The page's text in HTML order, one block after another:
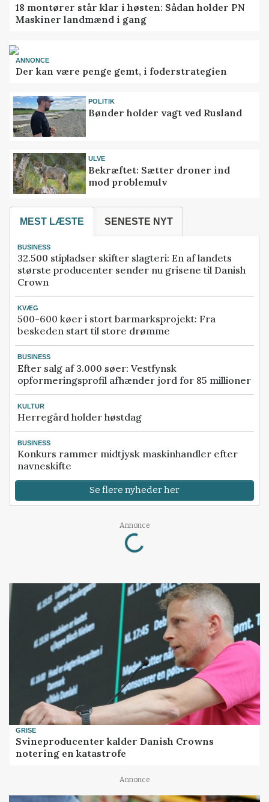
18 montører står klar i høsten: Sådan holder PN
Maskiner landmænd i gang
ANNONCE
Der kan være penge gemt, i foderstrategien
POLITIK
Bønder holder vagt ved Rusland
ULVE
Bekræftet: Sætter droner ind
mod problemulv
MEST LÆSTE SENESTE NYT
BUSINESS
32.500 stipladser skifter slagteri: En af landets
største producenter sender nu grisene til Danish
Crown
KVÆG
500-600 køer i stort barmarksprojekt: Fra
beskeden start til store drømme
BUSINESS
Efter salg af 3.000 søer: Vestfynsk
opformeringsprofil afhænder jord for 85 millioner
KULTUR
Herregård holder høstdag
BUSINESS
Konkurs rammer midtjysk maskinhandler efter
navneskifte
Se flere nyheder her
Annonce
Loading...
GRISE
Svineproducenter kalder Danish Crowns
notering en katastrofe
Annonce